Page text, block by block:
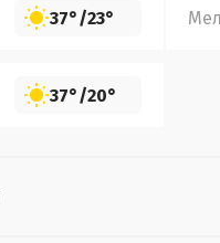
37°/23°
37°/20°